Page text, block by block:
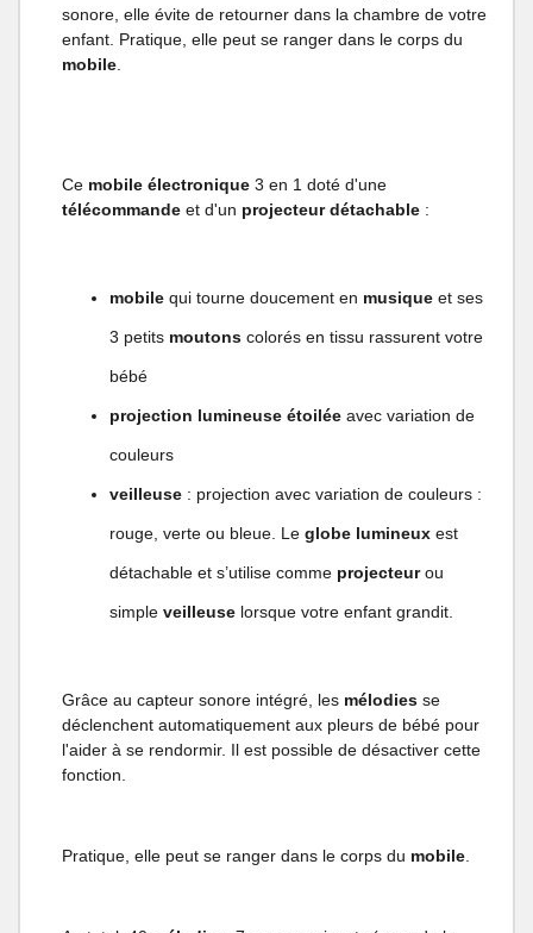
sonore, elle évite de retourner dans la chambre de votre
enfant. Pratique, elle peut se ranger dans le corps du
mobile
Ce mobile électronique 3 en 1 doté d'une
télécommande et d'un projecteur détachable :
mobile qui tourne doucement en musique et ses
3 petits moutons colorés en tissu rassurent votre
bébé
projection lumineuse étoilée avec variation de
couleurs
veilleuse : projection avec variation de couleurs :
rouge, verte ou bleue. Le globe lumineux est
détachable et s’utilise comme projecteurou
simple veilleuse lorsque votre enfant grandit.
Grâce au capteur sonore intégré, les mélodies se
déclenchent automatiquement aux pleurs de bébé pour
l'aider à se rendormir. Il est possible de désactiver cette
fonction.
Pratique, elle peut se ranger dans le corps du mobile